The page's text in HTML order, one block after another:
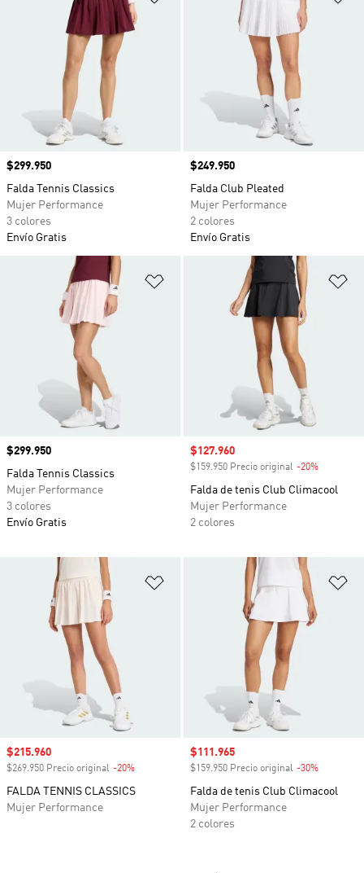
Precio
$299.950
Falda Tennis Classics
Mujer Performance
3 colores
Envío Gratis
Precio
$249.950
Falda Club Pleated
Mujer Performance
2 colores
Envío Gratis
Añadir a la lista de deseos
Precio
$299.950
Falda Tennis Classics
Mujer Performance
3 colores
Envío Gratis
Precio de venta
$127.960
$159.950 Precio original -20%
Falda de tenis Club Climacool
Mujer Performance
2 colores
Añadir a la lista de deseos
Precio de venta
$215.960
$269.950 Precio original -20%
FALDA TENNIS CLASSICS
Mujer Performance
Precio de venta
$111.965
$159.950 Precio original -30%
Falda de tenis Club Climacool
Mujer Performance
2 colores